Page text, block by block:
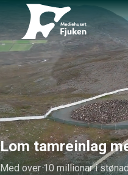
Lom tamreinlag
Med over 10 millionar i